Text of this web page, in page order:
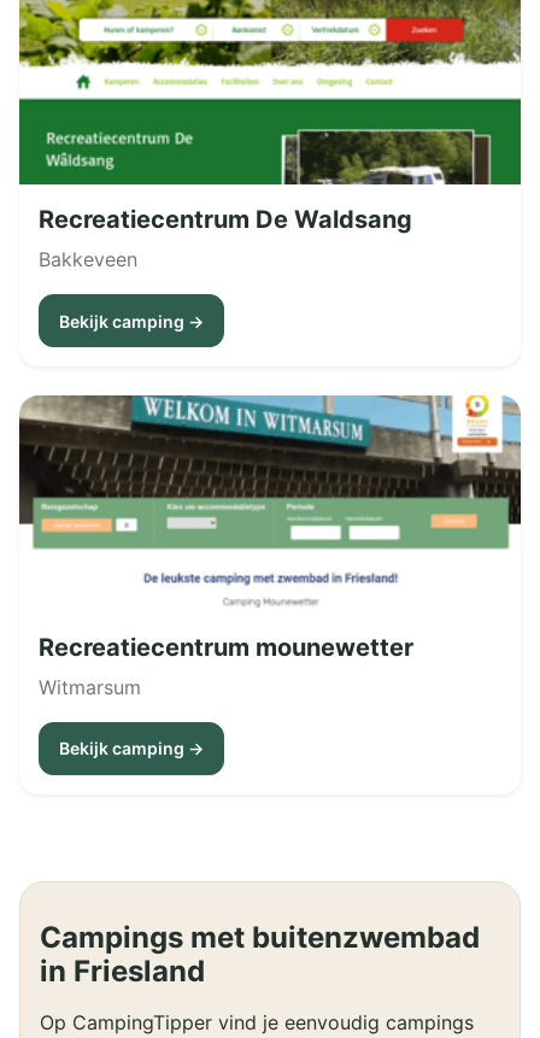
Recreatiecentrum De Waldsang
Bakkeveen
Bekijk camping →
Recreatiecentrum mounewetter
Witmarsum
Bekijk camping →
Campings met buitenzwembad
in Friesland
Op CampingTipper vind je eenvoudig campings